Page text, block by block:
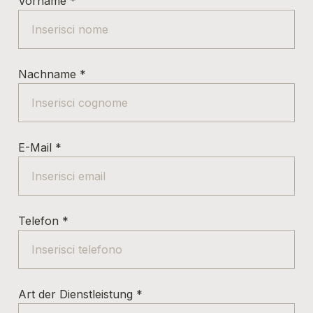
Nachname *
E-Mail *
Telefon *
Art der Dienstleistung *